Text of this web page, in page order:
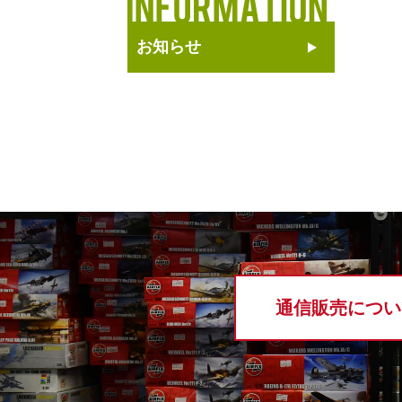
お知らせ
通信販売につ